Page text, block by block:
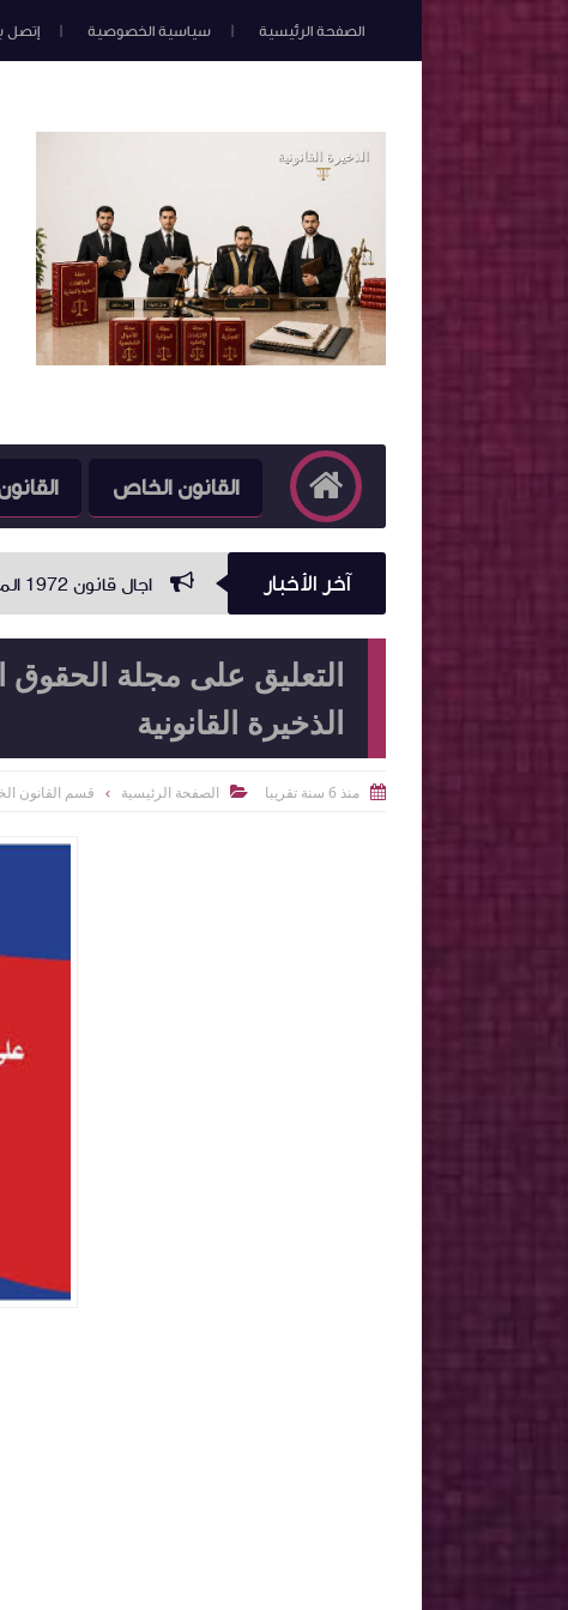
الصفحة الرئيسية سياسية الخصوصية إتصل
القانون الخاص
آخر الأخبار اجال قانون 1972 المتعلق بالمحكمة الإدارية
التعليق على مجلة الحقوق
الذخيرة القانونية
 منذ 6 سنة تقريبا  الصفحة الرئيسية قسم القانون